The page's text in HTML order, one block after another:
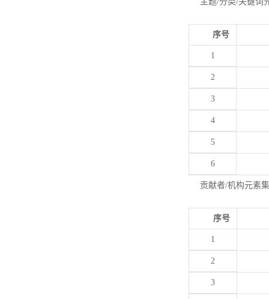
序号
1
2
3
4
5
6
贡献者/机构元素
序号
1
2
3